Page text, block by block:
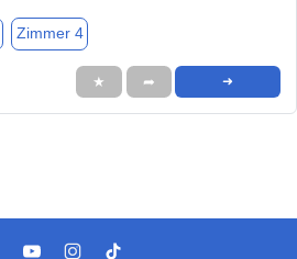
Zimmer 4
★ ➦ ➜